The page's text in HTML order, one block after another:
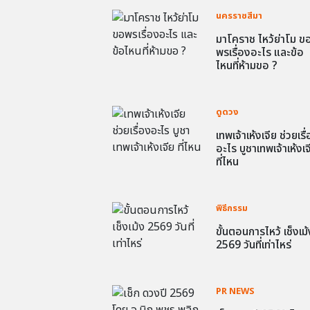
นครราชสีมา
มาโคราช ไหว้ย่าโม ข
พรเรื่องอะไร และข้อ
ไหนที่ห้ามขอ ?
ดูดวง
เทพเจ้าเห้งเจีย ช่วยเ
อะไร บูชาเทพเจ้าเห้งเ
ที่ไหน
พิธีกรรม
ขั้นตอนการไหว้ เช็งเ
2569 วันที่เท่าไหร่
PR NEWS